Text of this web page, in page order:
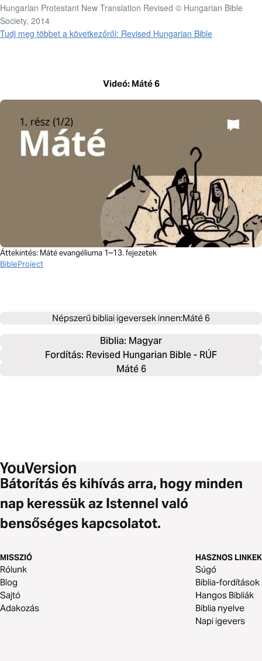
Hungarian Protestant New Translation Revised © Hungarian Bible
Society, 2014
Tudj meg többet a következőről: Revised Hungarian Bible
Videó: Máté 6
Áttekintés: Máté evangéliuma 1–13. fejezetek
BibleProject
Népszerű bibliai igeversek innen:Máté 6
Biblia: Magyar
Fordítás: Revised Hungarian Bible - RÚF
Máté 6
Bátorítás és kihívás arra, hogy minden
nap keressük az Istennel való
bensőséges kapcsolatot.
MISSZIÓ
Rólunk
Blog
Sajtó
Adakozás
HASZNOS LINKEK
Súgó
Biblia-fordítások
Hangos Bibliák
Biblia nyelve
Napi igevers